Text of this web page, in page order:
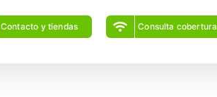
Contacto y tiendas Consulta cobertura